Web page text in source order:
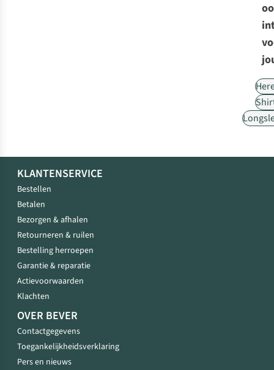
KLANTENSERVICE
Bestellen
Betalen
Bezorgen & afhalen
Retourneren & ruilen
Bestelling herroepen
Garantie & reparatie
Actievoorwaarden
Klachten
OVER BEVER
Contactgegevens
Toegankelijkheidsverklaring
Pers en nieuws